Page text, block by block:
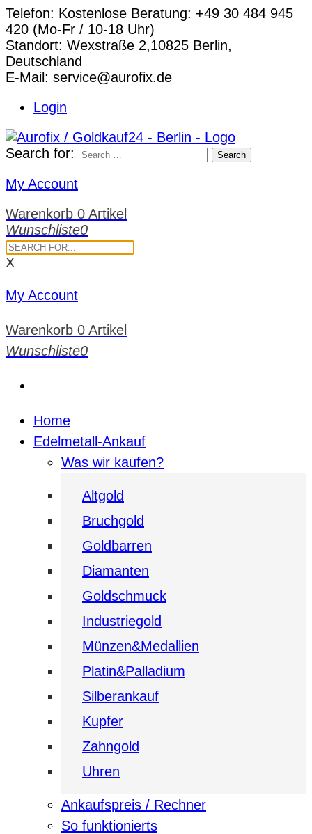
Telefon: Kostenlose Beratung: +49 30 484 945
420 (Mo-Fr / 10-18 Uhr)
Standort: Wexstraße 2,10825 Berlin,
Deutschland
E-Mail: service@aurofix.de
Login
Search for: Search
My Account
Warenkorb 0 Artikel
Wunschliste0
X
My Account
Warenkorb 0 Artikel
Wunschliste0
Home
Edelmetall-Ankauf
Was wir kaufen?
Altgold
Bruchgold
Goldbarren
Diamanten
Goldschmuck
Industriegold
Münzen&Medallien
Platin&Palladium
Silberankauf
Kupfer
Zahngold
Uhren
Ankaufspreis / Rechner
So funktionierts